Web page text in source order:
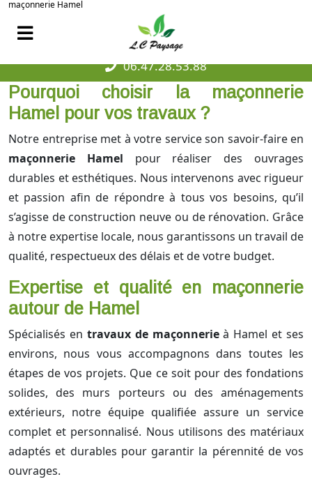
maçonnerie Hamel
06.47.28.53.88
Pourquoi choisir la maçonnerie
Hamel pour vos travaux ?
Notre entreprise met à votre service son savoir-faire en
maçonnerie Hamel pour réaliser des ouvrages
durables et esthétiques. Nous intervenons avec rigueur
et passion afin de répondre à tous vos besoins, qu’il
s’agisse de construction neuve ou de rénovation. Grâce
à notre expertise locale, nous garantissons un travail de
qualité, respectueux des délais et de votre budget.
Expertise et qualité en maçonnerie
autour de Hamel
Spécialisés en travaux de maçonnerieà Hamel et ses
environs, nous vous accompagnons dans toutes les
étapes de vos projets. Que ce soit pour des fondations
solides, des murs porteurs ou des aménagements
extérieurs, notre équipe qualifiée assure un service
complet et personnalisé. Nous utilisons des matériaux
adaptés et durables pour garantir la pérennité de vos
ouvrages.